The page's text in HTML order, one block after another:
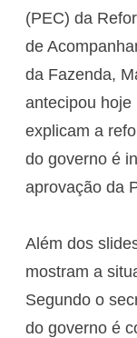
(PEC) da
de
da Fazenda,
antecipou hoje
explicam a
do governo é
aprovação da
Além dos
mostram a
Segundo o
do governo é